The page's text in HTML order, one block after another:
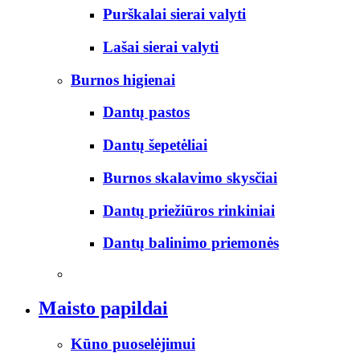
Purškalai sierai valyti
Lašai sierai valyti
Burnos higienai
Dantų pastos
Dantų šepetėliai
Burnos skalavimo skysčiai
Dantų priežiūros rinkiniai
Dantų balinimo priemonės
Maisto papildai
Kūno puoselėjimui